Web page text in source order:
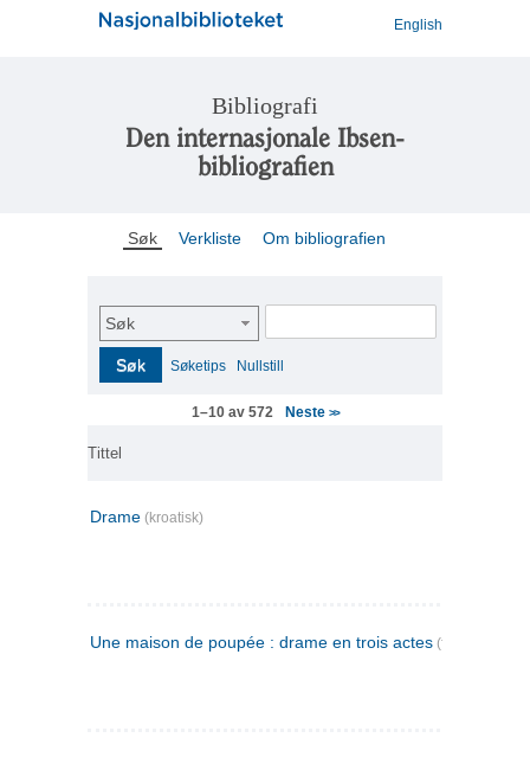
English
Bibliografi
Den internasjonale Ibsen-
bibliografien
Søk Verkliste Om bibliografien
Søk
Søk Søketips Nullstill
1–10 av 572 Neste >>
Tittel
Drame (kroatisk)
Une maison de poupée : drame en trois actes (fransk)